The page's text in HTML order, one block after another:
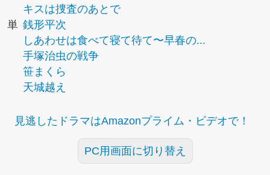
キスは捜査のあとで
単 銭形平次
しあわせは食べて寝て待て〜早春の...
手塚治虫の戦争
笹まくら
天城越え
見逃したドラマはAmazonプライム・ビデオで！
PC用画面に切り替え